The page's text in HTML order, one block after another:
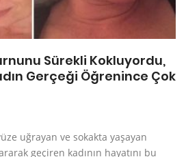
Sürekli Kokluyordu,
Gerçeği Öğrenince Çok
uğrayan ve sokakta yaşayan
geçiren kadının hayatını bu